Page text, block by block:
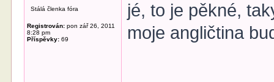
Stálá členka fóra
Registrován: pon zář 26, 2011
8:28 pm
Příspěvky: 69
jé, to je pěkné,
moje angličtina